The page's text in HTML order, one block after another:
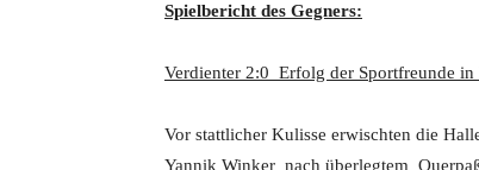
Spielbericht des Gegners:
Verdienter 2:0 Erfolg der Sportfreunde in
Vor stattlicher Kulisse erwischten die
Yannik Winker nach überlegtem